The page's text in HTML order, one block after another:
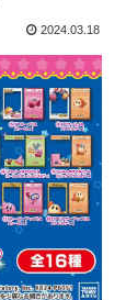
2024.03.18